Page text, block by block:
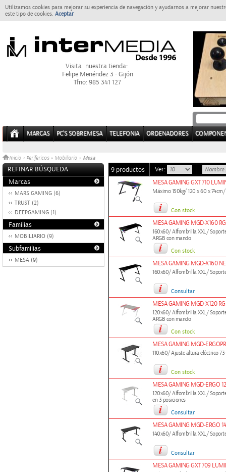
Utilizamos cookies para mejorar su experiencia de navegación y ayudarnos a mejorar
este tipo de cookies. Aceptar
Visita nuestra tienda:
Felipe Menéndez 3 - Gijón
Tfno: 985 341 127
MARCAS PC'S SOBREMESA TELEFONIA ORDENADORES
Inicio > Perifericos » Mobiliario » Mesa
REFINAR BÚSQUEDA
Marcas
MARS GAMING (6)
TRUST (2)
DEEPGAMING (1)
Familias
MOBILIARIO (9)
Subfamilias
MESA (9)
9 productos Ver:
MESA GAMING GXT 710
Máximo 150kg/ 120 x 60 x
Con stock
MESA GAMING MGD-X160
160x60/ Alfombrilla XXL/
ARGB con mando
Con stock
MESA GAMING MGD-X160
160x60/ Alfombrilla XXL/
Consultar
MESA GAMING MGD-X120
120x60/ Alfombrilla XXL/
ARGB con mando
Con stock
MESA GAMING MGD-
110x60/ Ajuste altura eléctrico
Con stock
MESA GAMING MGD-ERGO
120x60/ Alfombrilla XXL/
en 3 posiciones
Consultar
MESA GAMING MGD-ERGO
140x60/ Alfombrilla XXL/
Consultar
MESA GAMING GXT 709